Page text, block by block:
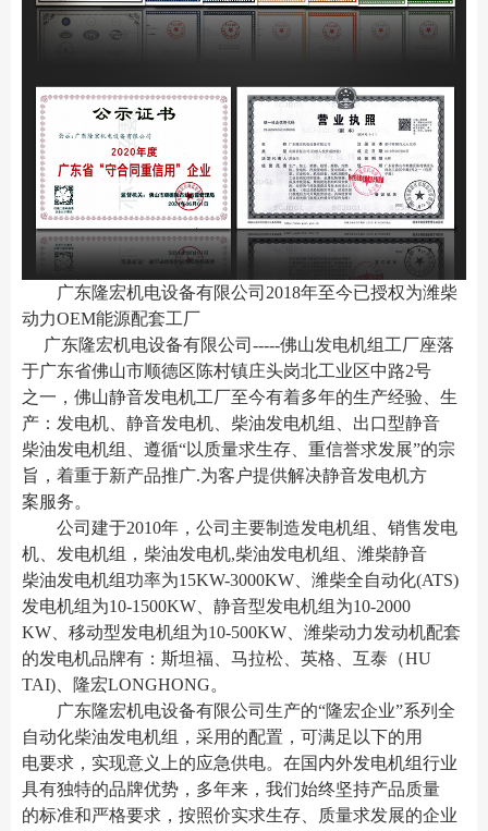
广东隆宏机电设备有限公司2018年至今已授权为潍柴
动力OEM能源配套工厂
广东隆宏机电设备有限公司-----佛山发电机组工厂座落
于广东省佛山市顺德区陈村镇庄头岗北工业区中路2号
之一 ，佛山静音发电机工厂至今有着多年的生产经验、生
产：发电机、静音发电机、柴油发电机组、出口型静音
柴油发电机组、遵循“以质量求生存、重信誉求发展”的宗
旨，着重于新产品推广.为客户提供解决静音发电机方
案服务。
公司建于2010年，公司主要制造发电机组、销售发电
机、发电机组，柴油发电机,柴油发电机组、潍柴静音
柴油发电机组功率为15KW-3000KW、潍柴全自动化(ATS)
发电机组为10-1500KW、静音型发电机组为10-2000
KW、移动型发电机组为10-500KW、潍柴动力发动机配套
的发电机品牌有：斯坦福、马拉松、英格、互泰（HU
TAI)、隆宏LONGHONG。
广东隆宏机电设备有限公司生产的“隆宏企业”系列全
自动化柴油发电机组，采用的配置，可满足以下的用
电要求，实现意义上的应急供电。在国内外发电机组行业
具有独特的品牌优势，多年来，我们始终坚持产品质量
的标准和严格要求，按照价实求生存、质量求发展的企业